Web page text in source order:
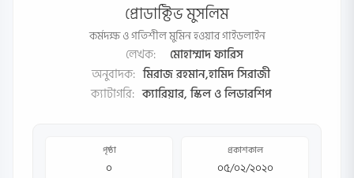
প্রোডাক্টিভ মুসলিম
কর্মদক্ষ ও গতিশীল মুমিন হওয়ার গাইডলাইন
লেখক:
মোহাম্মাদ ফারিস
অনুবাদক: মিরাজ রহমান,হামিদ সিরাজী
ক্যাটাগরি: ক্যারিয়ার, স্কিল ও লিডারশিপ
পৃষ্ঠা
০
প্রকাশকাল
০৫/০২/২০২০